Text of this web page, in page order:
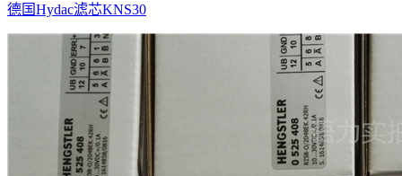
德国Hydac滤芯KNS30